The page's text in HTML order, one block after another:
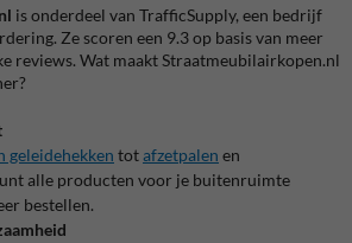
is onderdeel van TrafficSupply, een bedrijf
Ze scoren een 9.3 op basis van meer
reviews. Wat maakt Straatmeubilairkopen.nl
geleidehekken totafzetpalen en
alle producten voor je buitenruimte
bestellen.